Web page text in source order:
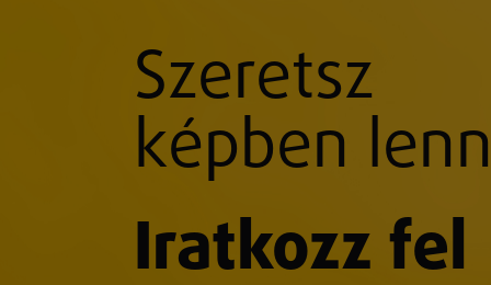
Szeretsz
képben
Iratkozz fel